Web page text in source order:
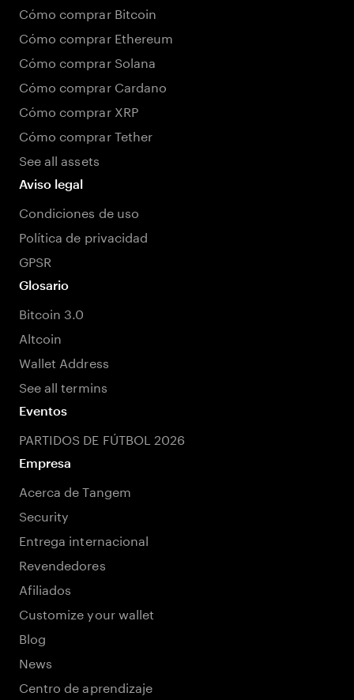
Cómo comprar Bitcoin
Cómo comprar Ethereum
Cómo comprar Solana
Cómo comprar Cardano
Cómo comprar XRP
Cómo comprar Tether
See all assets
Aviso legal
Condiciones de uso
Política de privacidad
GPSR
Glosario
Bitcoin 3.0
Altcoin
Wallet Address
See all termins
Eventos
PARTIDOS DE FÚTBOL 2026
Empresa
Acerca de Tangem
Security
Entrega internacional
Revendedores
Afiliados
Customize your wallet
Blog
News
Centro de aprendizaje